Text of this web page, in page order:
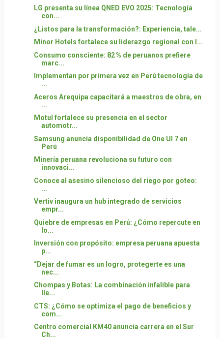
LG presenta su línea QNED EVO 2025: Tecnología
con...
¿Listos para la transformación?: Experiencia, tale...
Minor Hotels fortalece su liderazgo regional con l...
Consumo consciente: 82 % de peruanos prefiere
marc...
Implementan por primera vez en Perú tecnología de
...
Aceros Arequipa capacitará a maestros de obra, en
...
Motul fortalece su presencia en el sector
automotr...
Samsung anuncia disponibilidad de One UI 7 en
Perú
Minería peruana revoluciona su futuro con
innovaci...
Conoce al asesino silencioso del riego por goteo:
...
Vertiv inaugura un hub integrado de servicios
empr...
Quiebre de empresas en Perú: ¿Cómo repercute en
lo...
Inversión con propósito: empresa peruana apuesta
p...
“Dejar de fumar es un logro, protegerte es una
nec...
Chompas y Botas: La combinación infalible para
lle...
CTS: ¿Cómo se optimiza el pago de beneficios y
com...
Centro comercial KM40 anuncia carrera en el Sur
Ch...